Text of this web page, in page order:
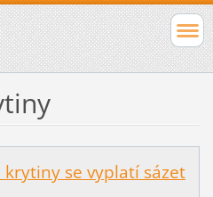
se vyplatí sázet